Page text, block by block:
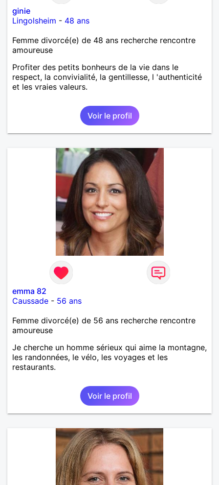
ginie
Lingolsheim - 48 ans
Femme divorcé(e) de 48 ans recherche rencontre
amoureuse
Profiter des petits bonheurs de la vie dans le
respect, la convivialité, la gentillesse, l 'authenticité
et les vraies valeurs.
Voir le profil
emma 82
Caussade - 56 ans
Femme divorcé(e) de 56 ans recherche rencontre
amoureuse
Je cherche un homme sérieux qui aime la montagne,
les randonnées, le vélo, les voyages et les
restaurants.
Voir le profil